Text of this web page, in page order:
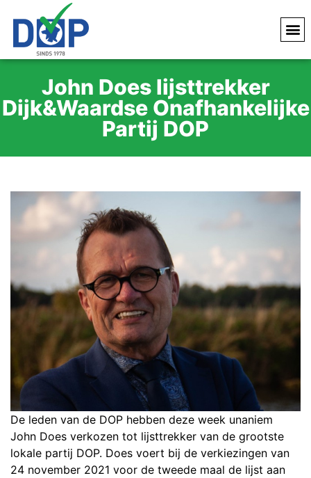
John Does lijsttrekker
Dijk&Waardse Onafhankelijke
Partij DOP
De leden van de DOP hebben deze week unaniem
John Does verkozen tot lijsttrekker van de grootste
lokale partij DOP. Does voert bij de verkiezingen van
24 november 2021 voor de tweede maal de lijst aan